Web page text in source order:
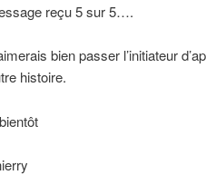
reçu 5 sur 5….
bien passer l’initiateur
histoire.